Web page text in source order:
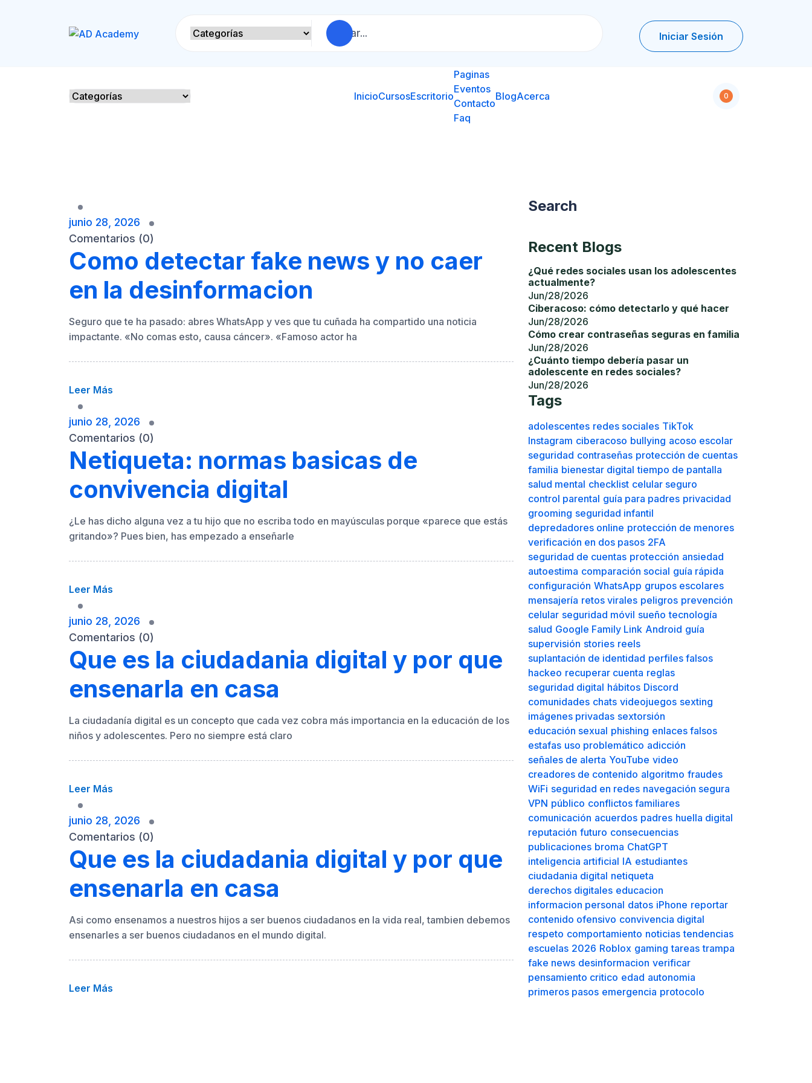
Iniciar Sesión
InicioCursosEscritorio
Paginas
Eventos
Contacto
Faq
BlogAcerca 0
junio 28, 2026
Comentarios (0)
Como detectar fake news y no caer
en la desinformacion
Seguro que te ha pasado: abres WhatsApp y ves que tu cuñada ha compartido una noticia
impactante. «No comas esto, causa cáncer». «Famoso actor ha
Leer Más
junio 28, 2026
Comentarios (0)
Netiqueta: normas basicas de
convivencia digital
¿Le has dicho alguna vez a tu hijo que no escriba todo en mayúsculas porque «parece que estás
gritando»? Pues bien, has empezado a enseñarle
Leer Más
junio 28, 2026
Comentarios (0)
Que es la ciudadania digital y por que
ensenarla en casa
La ciudadanía digital es un concepto que cada vez cobra más importancia en la educación de los
niños y adolescentes. Pero no siempre está claro
Leer Más
junio 28, 2026
Comentarios (0)
Que es la ciudadania digital y por que
ensenarla en casa
Asi como ensenamos a nuestros hijos a ser buenos ciudadanos en la vida real, tambien debemos
ensenarles a ser buenos ciudadanos en el mundo digital.
Leer Más
Search
Recent Blogs
¿Qué redes sociales usan los adolescentes
actualmente?
Jun/28/2026
Ciberacoso: cómo detectarlo y qué hacer
Jun/28/2026
Cómo crear contraseñas seguras en familia
Jun/28/2026
¿Cuánto tiempo debería pasar un
adolescente en redes sociales?
Jun/28/2026
Tags
adolescentes redes sociales TikTok
Instagram ciberacoso bullying acoso escolar
seguridad contraseñas protección de cuentas
familia bienestar digital tiempo de pantalla
salud mental checklist celular seguro
control parental guía para padres privacidad
grooming seguridad infantil
depredadores online protección de menores
verificación en dos pasos 2FA
seguridad de cuentas protección ansiedad
autoestima comparación social guía rápida
configuración WhatsApp grupos escolares
mensajería retos virales peligros prevención
celular seguridad móvil sueño tecnología
salud Google Family Link Android guía
supervisión stories reels
suplantación de identidad perfiles falsos
hackeo recuperar cuenta reglas
seguridad digital hábitos Discord
comunidades chats videojuegos sexting
imágenes privadas sextorsión
educación sexual phishing enlaces falsos
estafas uso problemático adicción
señales de alerta YouTube video
creadores de contenido algoritmo fraudes
WiFi seguridad en redes navegación segura
VPN público conflictos familiares
comunicación acuerdos padres huella digital
reputación futuro consecuencias
publicaciones broma ChatGPT
inteligencia artificial IA estudiantes
ciudadania digital netiqueta
derechos digitales educacion
informacion personal datos iPhone reportar
contenido ofensivo convivencia digital
respeto comportamiento noticias tendencias
escuelas 2026 Roblox gaming tareas trampa
fake news desinformacion verificar
pensamiento critico edad autonomia
primeros pasos emergencia protocolo